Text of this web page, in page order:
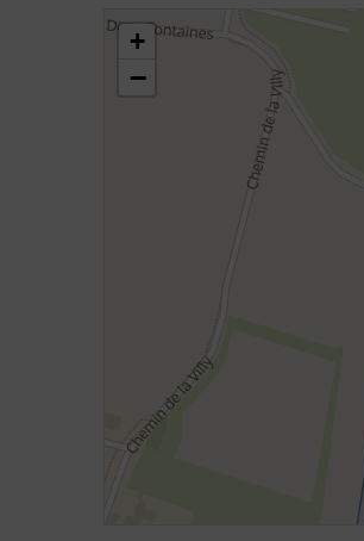
46.3063917375015,4.795428977898266
+
−